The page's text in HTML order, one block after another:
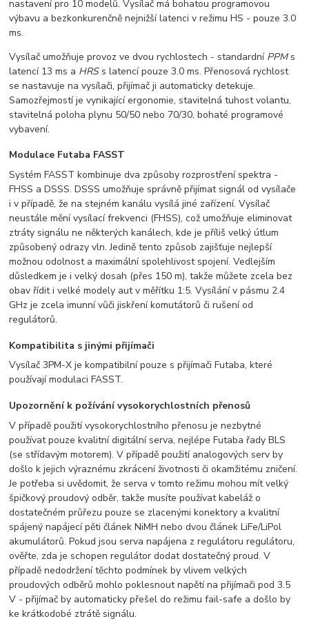
nastavení pro 10 modelů. Vysílač má bohatou programovou
výbavu a bezkonkurenčně nejnižší latenci v režimu HS - pouze 3.0
ms.
Vysílač umožňuje provoz ve dvou rychlostech - standardní PPMs
latencí 13 ms a HRSs latencí pouze 3.0 ms. Přenosová rychlost
se nastavuje na vysílači, přijímač ji automaticky detekuje.
Samozřejmostí je vynikající ergonomie, stavitelná tuhost volantu,
stavitelná poloha plynu 50/50 nebo 70/30, bohaté programové
vybavení.
Modulace Futaba FASST
Systém FASST kombinuje dva způsoby rozprostření spektra -
FHSS a DSSS. DSSS umožňuje správně přijímat signál od vysílače
i v případě, že na stejném kanálu vysílá jiné zařízení. Vysílač
neustále mění vysílací frekvenci (FHSS), což umožňuje eliminovat
ztráty signálu ne některých kanálech, kde je příliš velký útlum
způsobený odrazy vln. Jedině tento způsob zajišťuje nejlepší
možnou odolnost a maximální spolehlivost spojení. Vedlejším
důsledkem je i velký dosah (přes 150 m), takže můžete zcela bez
obav řídit i velké modely aut v měřítku 1:5. Vysílání v pásmu 2.4
GHz je zcela imunní vůči jiskření komutátorů či rušení od
regulátorů.
Kompatibilita s jinými přijímači
Vysílač 3PM-X je kompatibilní pouze s přijímači Futaba, které
používají modulaci FASST.
Upozornění k požívání vysokorychlostních přenosů
V případě použití vysokorychlostního přenosu je nezbytné
používat pouze kvalitní digitální serva, nejlépe Futaba řady BLS
(se střídavým motorem). V případě použití analogových serv by
došlo k jejich výraznému zkrácení životnosti či okamžitému zničení.
Je potřeba si uvědomit, že serva v tomto režimu mohou mít velký
špičkový proudový odběr, takže musíte používat kabeláž o
dostatečném průřezu pouze se zlacenými konektory a kvalitní
spájený napájecí pěti článek NiMH nebo dvou článek LiFe/LiPol
akumulátorů. Pokud jsou serva napájena z regulátoru regulátoru,
ověřte, zda je schopen regulátor dodat dostatečný proud. V
případě nedodržení těchto podmínek by vlivem velkých
proudových odběrů mohlo poklesnout napětí na přijímači pod 3.5
V - přijímač by automaticky přešel do režimu fail-safe a došlo by
ke krátkodobé ztrátě signálu.